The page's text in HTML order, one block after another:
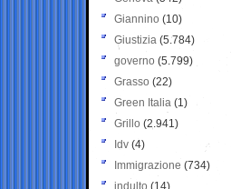
Giannino (10)
Giustizia (5.784)
governo (5.799)
Grasso (22)
Green Italia (1)
Grillo (2.941)
Idv (4)
Immigrazione (734)
indulto (14)